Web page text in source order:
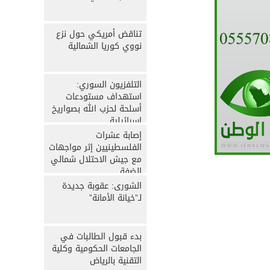
تناقض أمريكي حول نزع
نووي كوريا الشمالية
التلفزيون السوري:
استهداف مستودعات
أسلحة لحزب الله بصواريخ
إسرائيلية
إصابة عشرات
الفلسطينيين إثر مواجهات
مع جيش الاحتلال شمالي
الضفة
الشورى: عقوبة جديدة
لـ”خيانة الأمانة”
بدء قبول الطالبات في
الجامعات الحكومية وكلية
التقنية بالرياض